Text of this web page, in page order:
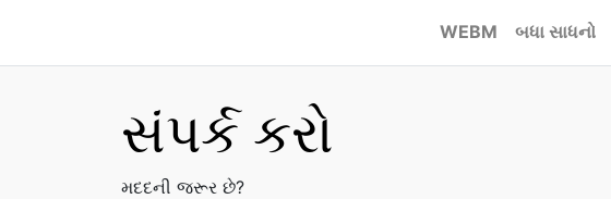
WEBM બધા સાધનો
સંપર્ક કરો
મદદની જરૂર છે?